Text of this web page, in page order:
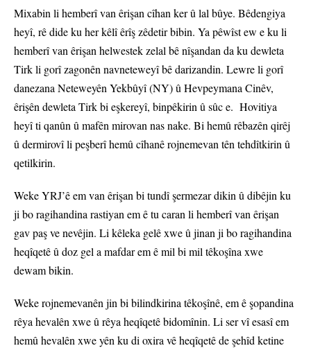
Mixabin li hemberî van êrişan cîhan ker û lal bûye. Bêdengiya
heyî, rê dide ku her kêlî êrîş zêdetir bibin. Ya pêwîst ew e ku li
hemberî van êrişan helwestek zelal bê nîşandan da ku dewleta
Tirk li gorî zagonên navneteweyî bê darizandin. Lewre li gorî
danezana Neteweyên Yekbûyî (NY) û Hevpeymana Cinêv,
êrişên dewleta Tirk bi eşkereyî, binpêkirin û sûc e. Hovitiya
heyî ti qanûn û mafên mirovan nas nake. Bi hemû rêbazên qirêj
û dermirovî li peşberî hemû cîhanê rojnemevan tên tehdîtkirin û
qetilkirin.
Weke YRJ’ê em van êrişan bi tundî şermezar dikin û dibêjin ku
ji bo ragihandina rastiyan em ê tu caran li hemberî van êrişan
gav paş ve nevêjin. Li kêleka gelê xwe û jinan ji bo ragihandina
heqîqetê û doz gel a mafdar em ê mil bi mil têkoşîna xwe
dewam bikin.
Weke rojnemevanên jin bi bilindkirina têkoşînê, em ê şopandina
rêya hevalên xwe û rêya heqîqetê bidomînin. Li ser vî esasî em
hemû hevalên xwe yên ku di oxira vê heqîqetê de şehîd ketine